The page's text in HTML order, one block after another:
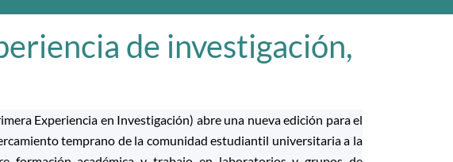
de investigación,
Experiencia en Investigación) abre una nueva edición para el
temprano de la comunidad estudiantil universitaria a la